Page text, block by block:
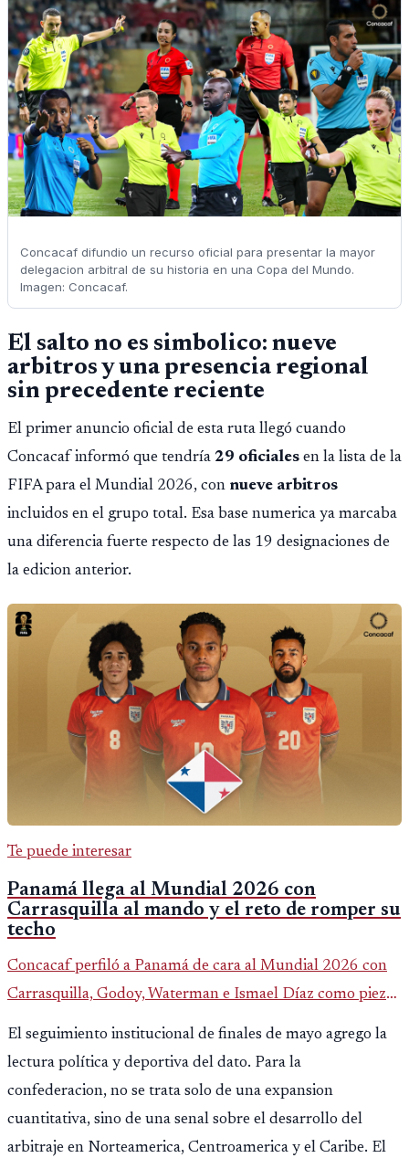
Concacaf difundio un recurso oficial para presentar la mayor
delegacion arbitral de su historia en una Copa del Mundo.
Imagen: Concacaf.
El salto no es simbolico: nueve
arbitros y una presencia regional
sin precedente reciente
El primer anuncio oficial de esta ruta llegó cuando
Concacaf informó que tendría 29 oficiales en la lista de la
FIFA para el Mundial 2026, con nueve arbitros
incluidos en el grupo total. Esa base numerica ya marcaba
una diferencia fuerte respecto de las 19 designaciones de
la edicion anterior.
Te puede interesar
Panamá llega al Mundial 2026 con
Carrasquilla al mando y el reto de romper su
techo
Concacaf perfiló a Panamá de cara al Mundial 2026 con
Carrasquilla, Godoy, Waterman e Ismael Díaz como piezas
centrales en un grupo que también incluye a Inglaterra,
Croacia y Ghana.
El seguimiento institucional de finales de mayo agrego la
lectura política y deportiva del dato. Para la
confederacion, no se trata solo de una expansion
cuantitativa, sino de una senal sobre el desarrollo del
arbitraje en Norteamerica, Centroamerica y el Caribe. El